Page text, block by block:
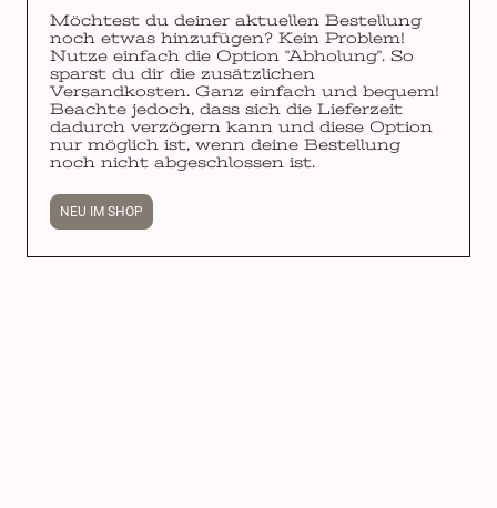
Möchtest du deiner aktuellen Bestellung
noch etwas hinzufügen? Kein Problem!
Nutze einfach die Option "Abholung". So
sparst du dir die zusätzlichen
Versandkosten. Ganz einfach und bequem!
Beachte jedoch, dass sich die Lieferzeit
dadurch verzögern kann und diese Option
nur möglich ist, wenn deine Bestellung
noch nicht abgeschlossen ist.
NEU IM SHOP